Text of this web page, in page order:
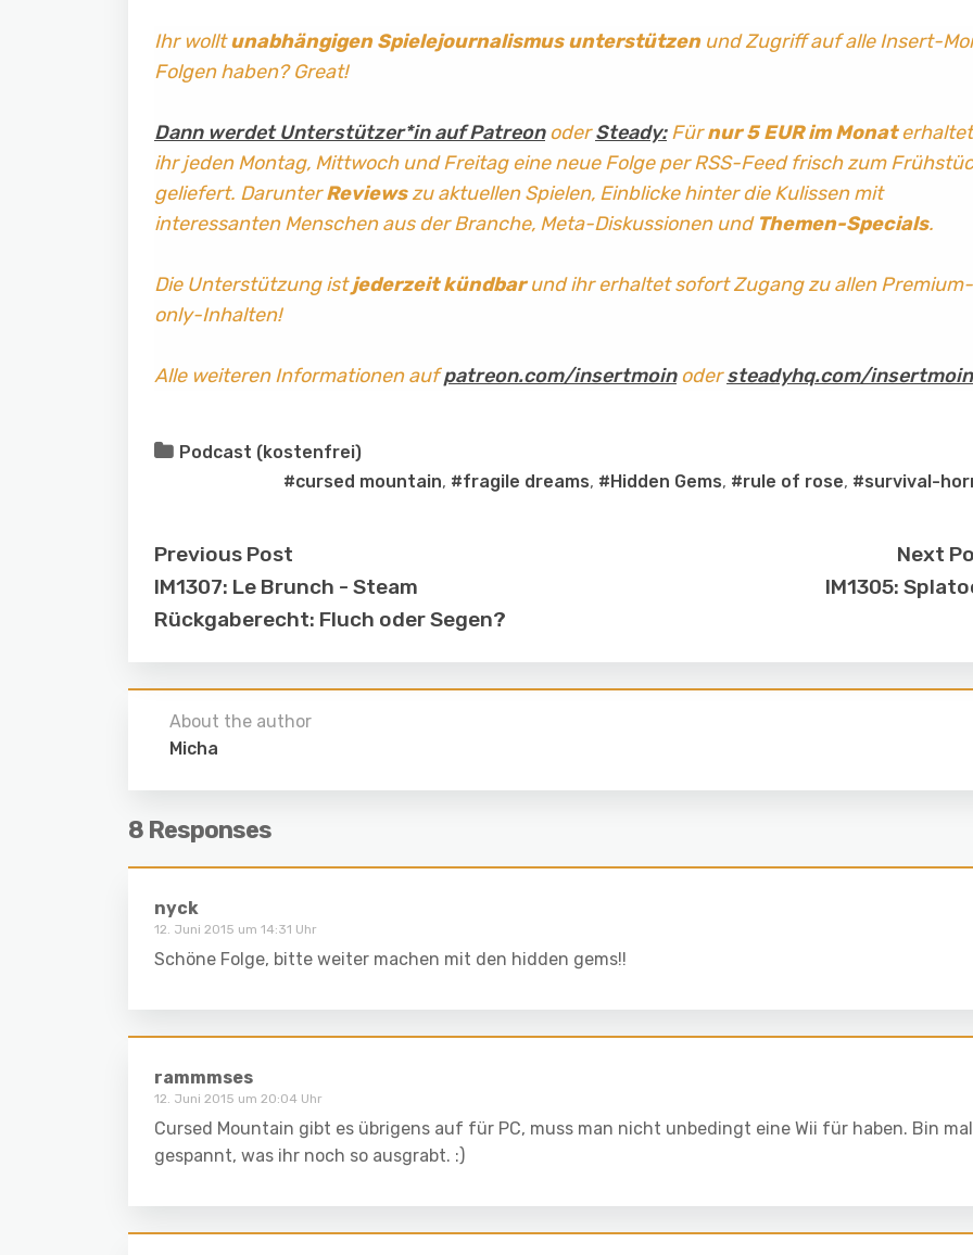
Ihr wolltunabhängigen Spielejournalismus unterstützenund Zugriff auf alle Insert-
Folgen haben? Great!
Dann werdet Unterstützer*in auf PatreonoderSteady:Fürnur 5 EUR im Monaterhaltet
ihr jeden Montag, Mittwoch und Freitag eine neue Folge per RSS-Feed frisch zum
geliefert. DarunterReviewszu aktuellen Spielen, Einblicke hinter die Kulissen mit
interessanten Menschen aus der Branche, Meta-Diskussionen und Themen-Specials.
Die Unterstützung istjederzeit kündbarund ihr erhaltet sofort Zugang zu allen Premium-
only-Inhalten!
Alle weiteren Informationen aufpatreon.com/insertmoinodersteadyhq.com/insertmoin
Podcast (kostenfrei)
#cursed mountain, #fragile dreams, #Hidden Gems, #rule of rose, #survival-
Previous Post
IM1307: Le Brunch - Steam
Rückgaberecht: Fluch oder Segen?
Next
IM1305:
About the author
Micha
8 Responses
nyck
12. Juni 2015 um 14:31 Uhr
Schöne Folge, bitte weiter machen mit den hidden gems!!
rammmses
12. Juni 2015 um 20:04 Uhr
Cursed Mountain gibt es übrigens auf für PC, muss man nicht unbedingt eine Wii für haben. Bin mal
gespannt, was ihr noch so ausgrabt. :)